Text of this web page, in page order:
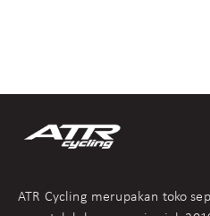
ATR Cycling merupakan toko